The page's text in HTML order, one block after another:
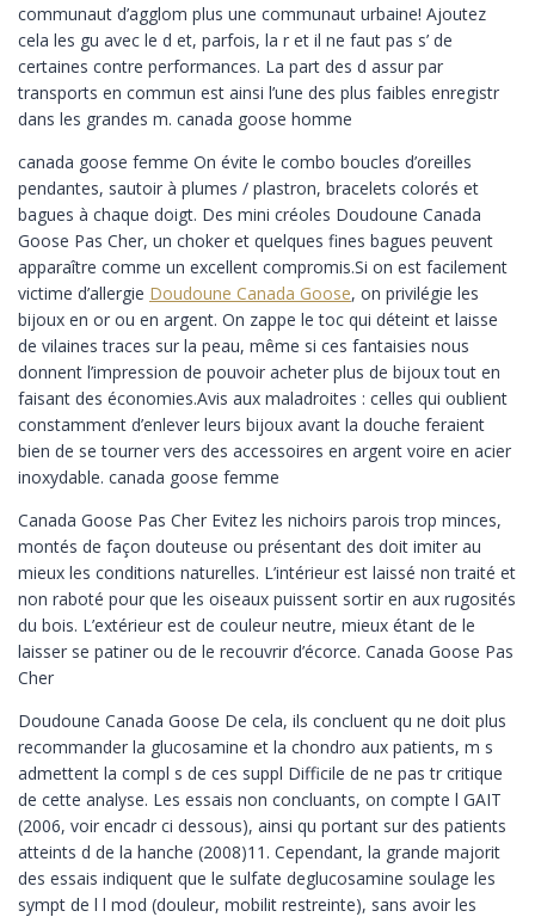
communaut d’agglom plus une communaut urbaine! Ajoutez
cela les gu avec le d et, parfois, la r et il ne faut pas s’ de
certaines contre performances. La part des d assur par
transports en commun est ainsi l’une des plus faibles enregistr
dans les grandes m. canada goose homme
canada goose femme On évite le combo boucles d’oreilles
pendantes, sautoir à plumes / plastron, bracelets colorés et
bagues à chaque doigt. Des mini créoles Doudoune Canada
Goose Pas Cher, un choker et quelques fines bagues peuvent
apparaître comme un excellent compromis.Si on est facilement
victime d’allergie Doudoune Canada Goose, on privilégie les
bijoux en or ou en argent. On zappe le toc qui déteint et laisse
de vilaines traces sur la peau, même si ces fantaisies nous
donnent l’impression de pouvoir acheter plus de bijoux tout en
faisant des économies.Avis aux maladroites : celles qui oublient
constamment d’enlever leurs bijoux avant la douche feraient
bien de se tourner vers des accessoires en argent voire en acier
inoxydable. canada goose femme
Canada Goose Pas Cher Evitez les nichoirs parois trop minces,
montés de façon douteuse ou présentant des doit imiter au
mieux les conditions naturelles. L’intérieur est laissé non traité et
non raboté pour que les oiseaux puissent sortir en aux rugosités
du bois. L’extérieur est de couleur neutre, mieux étant de le
laisser se patiner ou de le recouvrir d’écorce. Canada Goose Pas
Cher
Doudoune Canada Goose De cela, ils concluent qu ne doit plus
recommander la glucosamine et la chondro aux patients, m s
admettent la compl s de ces suppl Difficile de ne pas tr critique
de cette analyse. Les essais non concluants, on compte l GAIT
(2006, voir encadr ci dessous), ainsi qu portant sur des patients
atteints d de la hanche (2008)11. Cependant, la grande majorit
des essais indiquent que le sulfate deglucosamine soulage les
sympt de l l mod (douleur, mobilit restreinte), sans avoir les